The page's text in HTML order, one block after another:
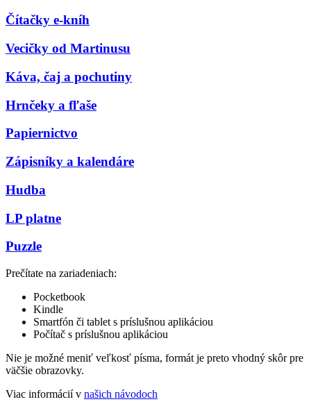
Čítačky e-kníh
Vecičky od Martinusu
Káva, čaj a pochutiny
Hrnčeky a fľaše
Papiernictvo
Zápisníky a kalendáre
Hudba
LP platne
Puzzle
Prečítate na zariadeniach:
Pocketbook
Kindle
Smartfón či tablet s príslušnou aplikáciou
Počítač s príslušnou aplikáciou
Nie je možné meniť veľkosť písma, formát je preto vhodný skôr pre
väčšie obrazovky.
Viac informácií v našich návodoch